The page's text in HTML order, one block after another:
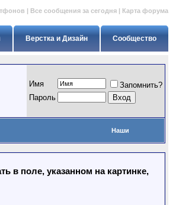
| Все сообщения за сегодня | Карта форума
Сообщество
Верстка и Дизайн
Имя
Запомнить?
Пapoль
Наши
в поле, указанном на картинке,